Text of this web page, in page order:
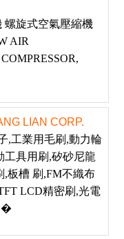
螺旋式空氣壓縮機
AIR
LIAN CORP.
,工業用毛刷,動力輪
工具用刷,矽砂尼龍
,板槽 刷,FM不織布
LCD精密刷,光電
�